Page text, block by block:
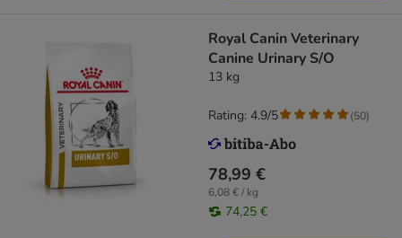
Royal Canin Veterinary
Canine Urinary S/O
13 kg
78,99 €
6,08 € / kg
74,25 €
Rating: 4.9/5 (50)